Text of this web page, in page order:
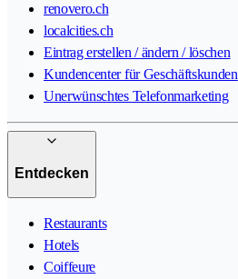
renovero.ch
localcities.ch
Eintrag erstellen / ändern / löschen
Kundencenter für Geschäftskunden
Unerwünschtes Telefonmarketing
Entdecken
Restaurants
Hotels
Coiffeure